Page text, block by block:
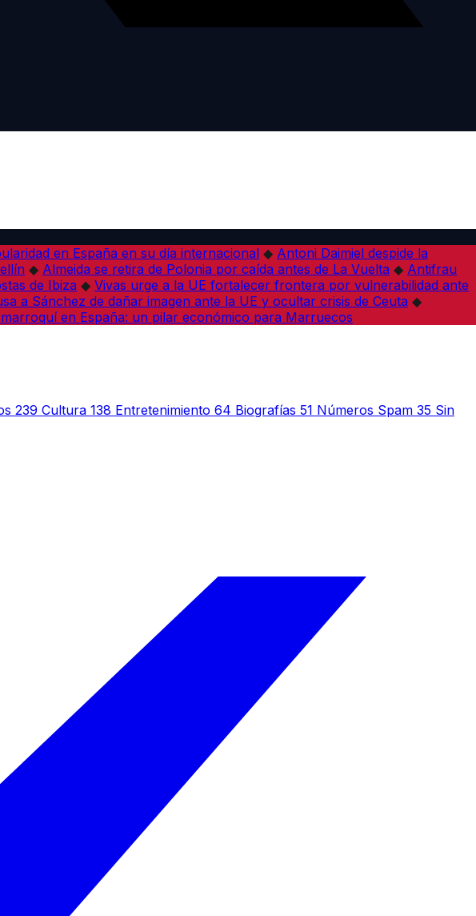
en España en su día internacional ◆ Antoni Daimiel despide la
◆ Almeida se retira de Polonia por caída antes de La Vuelta ◆ Antifrau
de Ibiza ◆ Vivas urge a la UE fortalecer frontera por vulnerabilidad ante
a Sánchez de dañar imagen ante la UE y ocultar crisis de Ceuta ◆
en España: un pilar económico para Marruecos
239 Cultura 138 Entretenimiento 64 Biografías 51 Números Spam 35 Sin